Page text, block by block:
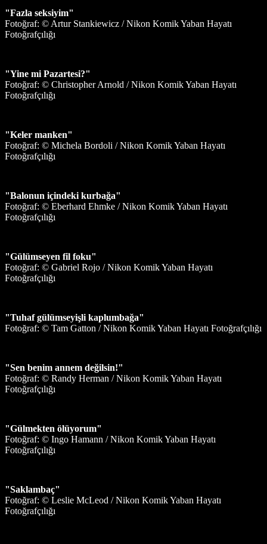
"Fazla seksiyim"
Fotoğraf: © Artur Stankiewicz / Nikon Komik Yaban Hayatı
Fotoğrafçılığı
"Yine mi Pazartesi?"
Fotoğraf: © Christopher Arnold / Nikon Komik Yaban Hayatı
Fotoğrafçılığı
"Keler manken"
Fotoğraf: © Michela Bordoli / Nikon Komik Yaban Hayatı
Fotoğrafçılığı
"Balonun içindeki kurbağa"
Fotoğraf: © Eberhard Ehmke / Nikon Komik Yaban Hayatı
Fotoğrafçılığı
"Gülümseyen fil foku"
Fotoğraf: © Gabriel Rojo / Nikon Komik Yaban Hayatı
Fotoğrafçılığı
"Tuhaf gülümseyişli kaplumbağa"
Fotoğraf: © Tam Gatton / Nikon Komik Yaban Hayatı Fotoğrafçılığı
"Sen benim annem değilsin!"
Fotoğraf: © Randy Herman / Nikon Komik Yaban Hayatı
Fotoğrafçılığı
"Gülmekten ölüyorum"
Fotoğraf: © Ingo Hamann / Nikon Komik Yaban Hayatı
Fotoğrafçılığı
"Saklambaç"
Fotoğraf: © Leslie McLeod / Nikon Komik Yaban Hayatı
Fotoğrafçılığı